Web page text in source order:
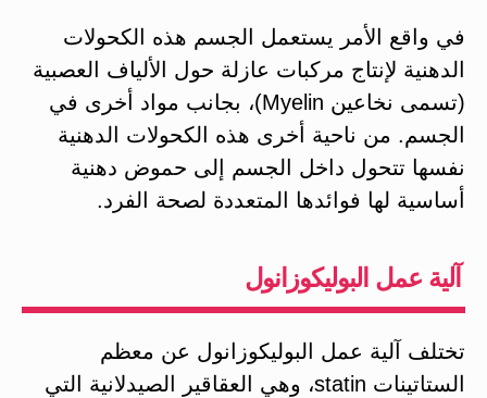
في واقع الأمر يستعمل الجسم هذه الكحولات
الدهنية لإنتاج مركبات عازلة حول الألياف العصبية
(تسمى نخاعين Myelin)، بجانب مواد أخرى في
الجسم. من ناحية أخرى هذه الكحولات الدهنية
نفسها تتحول داخل الجسم إلى حموض دهنية
أساسية لها فوائدها المتعددة لصحة الفرد.
آلية عمل البوليكوزانول
تختلف آلية عمل البوليكوزانول عن معظم
الستاتينات statin، وهي العقاقير الصيدلانية التي